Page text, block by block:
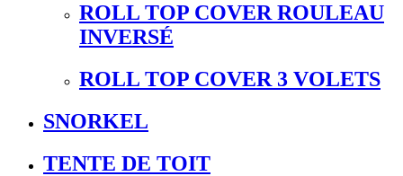
ROLL TOP COVER ROULEAU
INVERSÉ
ROLL TOP COVER 3 VOLETS
SNORKEL
TENTE DE TOIT